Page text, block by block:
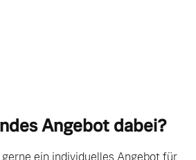
Angebot dabei?​
ein individuelles Angebot für